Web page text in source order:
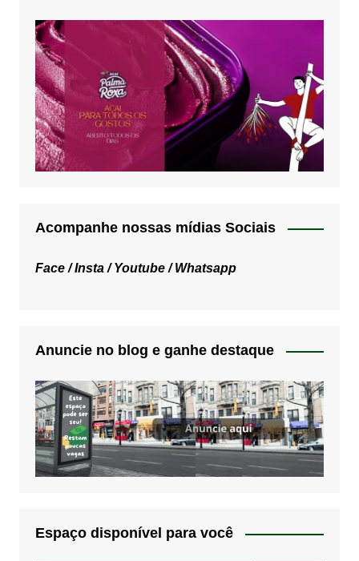
Acompanhe nossas mídias Sociais
Face /Insta /Youtube /Whatsapp
Anuncie no blog e ganhe destaque
Espaço disponível para você